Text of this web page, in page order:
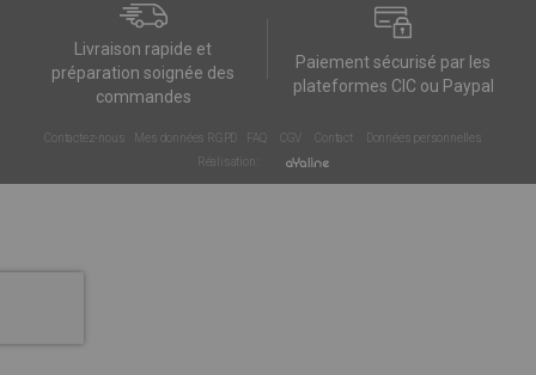
Livraison rapide et
préparation soignée des
commandes
Paiement sécurisé par les
plateformes CIC ou Paypal
Contactez-nous Mes données RGPD FAQ CGV Contact
Données personnelles
Réalisation :